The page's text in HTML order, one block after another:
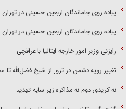
پیاده روی جاماندگان اربعین حسینی در تهران -
پیاده روی جاماندگان اربعین حسینی در تهران -
رایزنی وزیر امور خارجه ایتالیا با عراقچی
تغییر رویه دشمن در ترور از شیخ فضل‌الله تا
نه کریدور دوم نه مذاکره زیر سایه تهدید